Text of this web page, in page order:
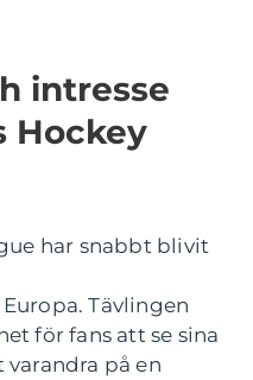
intresse
Hockey
har snabbt blivit
Tävlingen
för fans att se sina
på en